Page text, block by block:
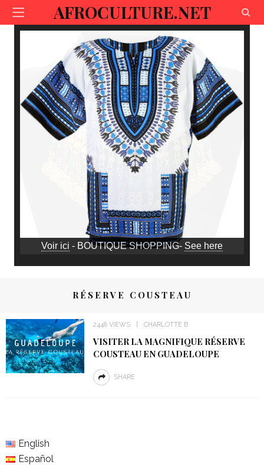
AFROCULTURE.NET
Voir ici - BOUTIQUE SHOPPING- See here
RÉSERVE COUSTEAU
2448 VIEWS CHARLOTTE B
VISITER LA MAGNIFIQUE RÉSERVE
COUSTEAU EN GUADELOUPE
SHARE
English
Español